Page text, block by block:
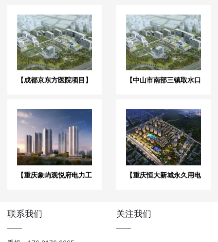
【成都京东方医院项目】
【中山市南部三镇取水口
【重庆象屿观悦府电力工
【重庆恒大新城永久用电
联系我们 关注我们